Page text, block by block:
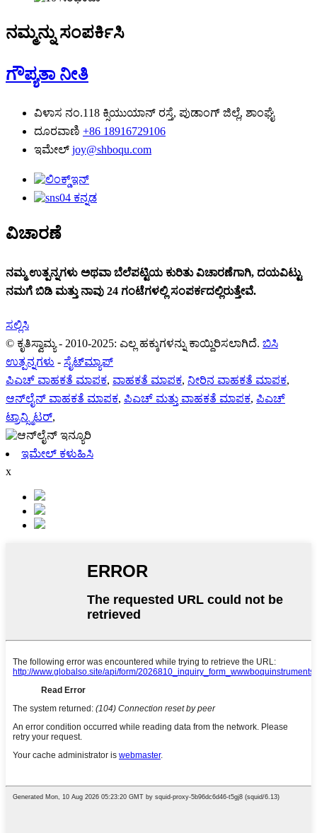
ನಮ್ಮನ್ನು ಸಂಪರ್ಕಿಸಿ
ಗೌಪ್ಯತಾ ನೀತಿ
ವಿಳಾಸ ನಂ.118 ಕ್ಸಿಯುಯಾನ್ ರಸ್ತೆ, ಪುಡಾಂಗ್ ಜಿಲ್ಲೆ, ಶಾಂಘೈ
ದೂರವಾಣಿ +86 18916729106
ಇಮೇಲ್ joy@shboqu.com
ವಿಚಾರಣೆ
ನಮ್ಮ ಉತ್ಪನ್ನಗಳು ಅಥವಾ ಬೆಲೆಪಟ್ಟಿಯ ಕುರಿತು ವಿಚಾರಣೆಗಾಗಿ, ದಯವಿಟ್ಟು
ನಮಗೆ ಬಿಡಿ ಮತ್ತು ನಾವು 24 ಗಂಟೆಗಳಲ್ಲಿ ಸಂಪರ್ಕದಲ್ಲಿರುತ್ತೇವೆ.
ಸಲ್ಲಿಸಿ
© ಕೃತಿಸ್ವಾಮ್ಯ - 2010-2025: ಎಲ್ಲ ಹಕ್ಕುಗಳನ್ನು ಕಾಯ್ದಿರಿಸಲಾಗಿದೆ. ಬಿಸಿ
ಉತ್ಪನ್ನಗಳು - ಸೈಟ್‌ಮ್ಯಾಪ್
ಪಿಎಚ್ ವಾಹಕತೆ ಮಾಪಕ, ವಾಹಕತೆ ಮಾಪಕ, ನೀರಿನ ವಾಹಕತೆ ಮಾಪಕ,
ಆನ್‌ಲೈನ್ ವಾಹಕತೆ ಮಾಪಕ, ಪಿಎಚ್ ಮತ್ತು ವಾಹಕತೆ ಮಾಪಕ, ಪಿಎಚ್
ಟ್ರಾನ್ಸ್ಮಿಟರ್,
ಇಮೇಲ್ ಕಳುಹಿಸಿ
x